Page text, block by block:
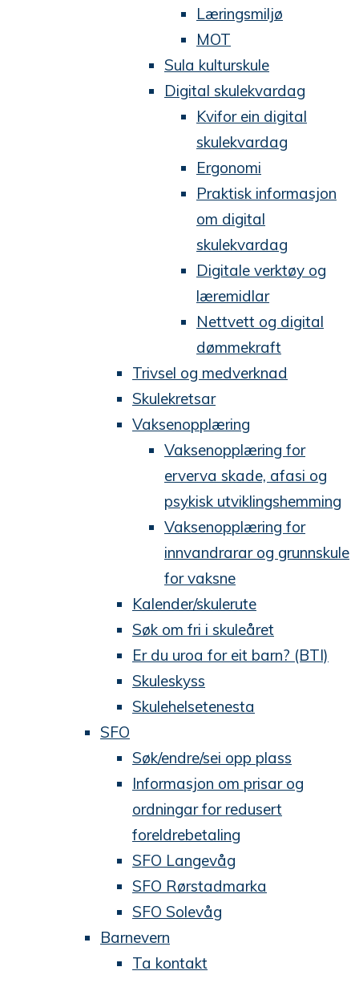
Læringsmiljø
MOT
Sula kulturskule
Digital skulekvardag
Kvifor ein digital
skulekvardag
Ergonomi
Praktisk informasjon
om digital
skulekvardag
Digitale verktøy og
læremidlar
Nettvett og digital
dømmekraft
Trivsel og medverknad
Skulekretsar
Vaksenopplæring
Vaksenopplæring for
erverva skade, afasi og
psykisk utviklingshemming
Vaksenopplæring for
innvandrarar og grunnskule
for vaksne
Kalender/skulerute
Søk om fri i skuleåret
Er du uroa for eit barn? (BTI)
Skuleskyss
Skulehelsetenesta
SFO
Søk/endre/sei opp plass
Informasjon om prisar og
ordningar for redusert
foreldrebetaling
SFO Langevåg
SFO Rørstadmarka
SFO Solevåg
Barnevern
Ta kontakt